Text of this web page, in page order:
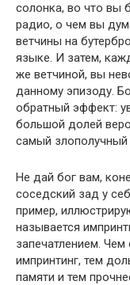
солонка, во что вы
радио, о чем вы
ветчины на
языке. И затем,
же ветчиной, вы
данному эпизоду.
обратный эффект:
большой долей
самый злополучный
Не дай бог вам,
соседский зад у
пример,
называется
запечатлением.
импринтинг, тем
памяти и тем